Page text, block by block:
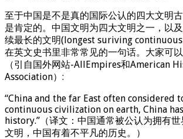
至于中国是不是真的国际公认的四大文明
是肯定的。中国文明为四大文明之一，以
续最长的文明(longest suriving
在英文史书里非常常见的一句话。大家可
（引自国外网站-AllEmpires和American
Association）:
“China and the far East often considered
continuous civilization on earth, China
history.”（译文：中国通常被公认为拥有
文明，中国有着不平凡的历史。）